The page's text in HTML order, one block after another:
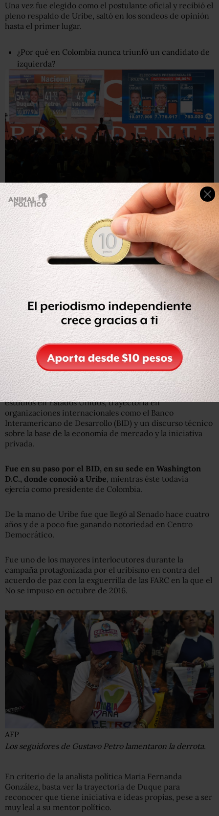
Una vez fue elegido como el postulante oficial y recibió el
pleno respaldo de Uribe, saltó en los sondeos de opinión
hasta el primer lugar.
¿Por qué en Colombia nunca triunfó un candidato de
izquierda?
AFP
Los seguidores de Duque celebraron apenas se
conocieron los resultados.
Álvaro Uribe, por su parte, demostró tener un gran
respaldo en las urnas en las elecciones legislativas de
marzo pasado, en las que se convirtió en el senador que
más votos consiguió en la historia de Colombia.
Los dos triunfos que obtuvo cuando buscó la presidencia
en 2002 y 2006 los logró en primera vuelta.
"Medio país teme que el gobernador en las sombras sea
Álvaro Uribe", concluye Torres.
La experiencia de Iván Duque
El presidente electo de Colombia es un abogado con
estudios en Estados Unidos, trayectoria en
organizaciones internacionales como el Banco
Interamericano de Desarrollo (BID) y un discurso técnico
sobre la base de la economía de mercado y la iniciativa
privada.
Fue en su paso por el BID, en su sede en Washington
D.C., donde conoció a Uribe , mientras éste todavía
ejercía como presidente de Colombia.
De la mano de Uribe fue que llegó al Senado hace cuatro
años y de a poco fue ganando notoriedad en Centro
Democrático.
Fue uno de los mayores interlocutores durante la
campaña protagonizada por el uribismo en contra del
acuerdo de paz con la exguerrilla de las FARC en la que el
No se impuso en octubre de 2016.
AFP
Los seguidores de Gustavo Petro lamentaron la derrota.
En criterio de la analista política Maria Fernanda
González, basta ver la trayectoria de Duque para
reconocer que tiene iniciativa e ideas propias, pese a ser
muy leal a su mentor político.